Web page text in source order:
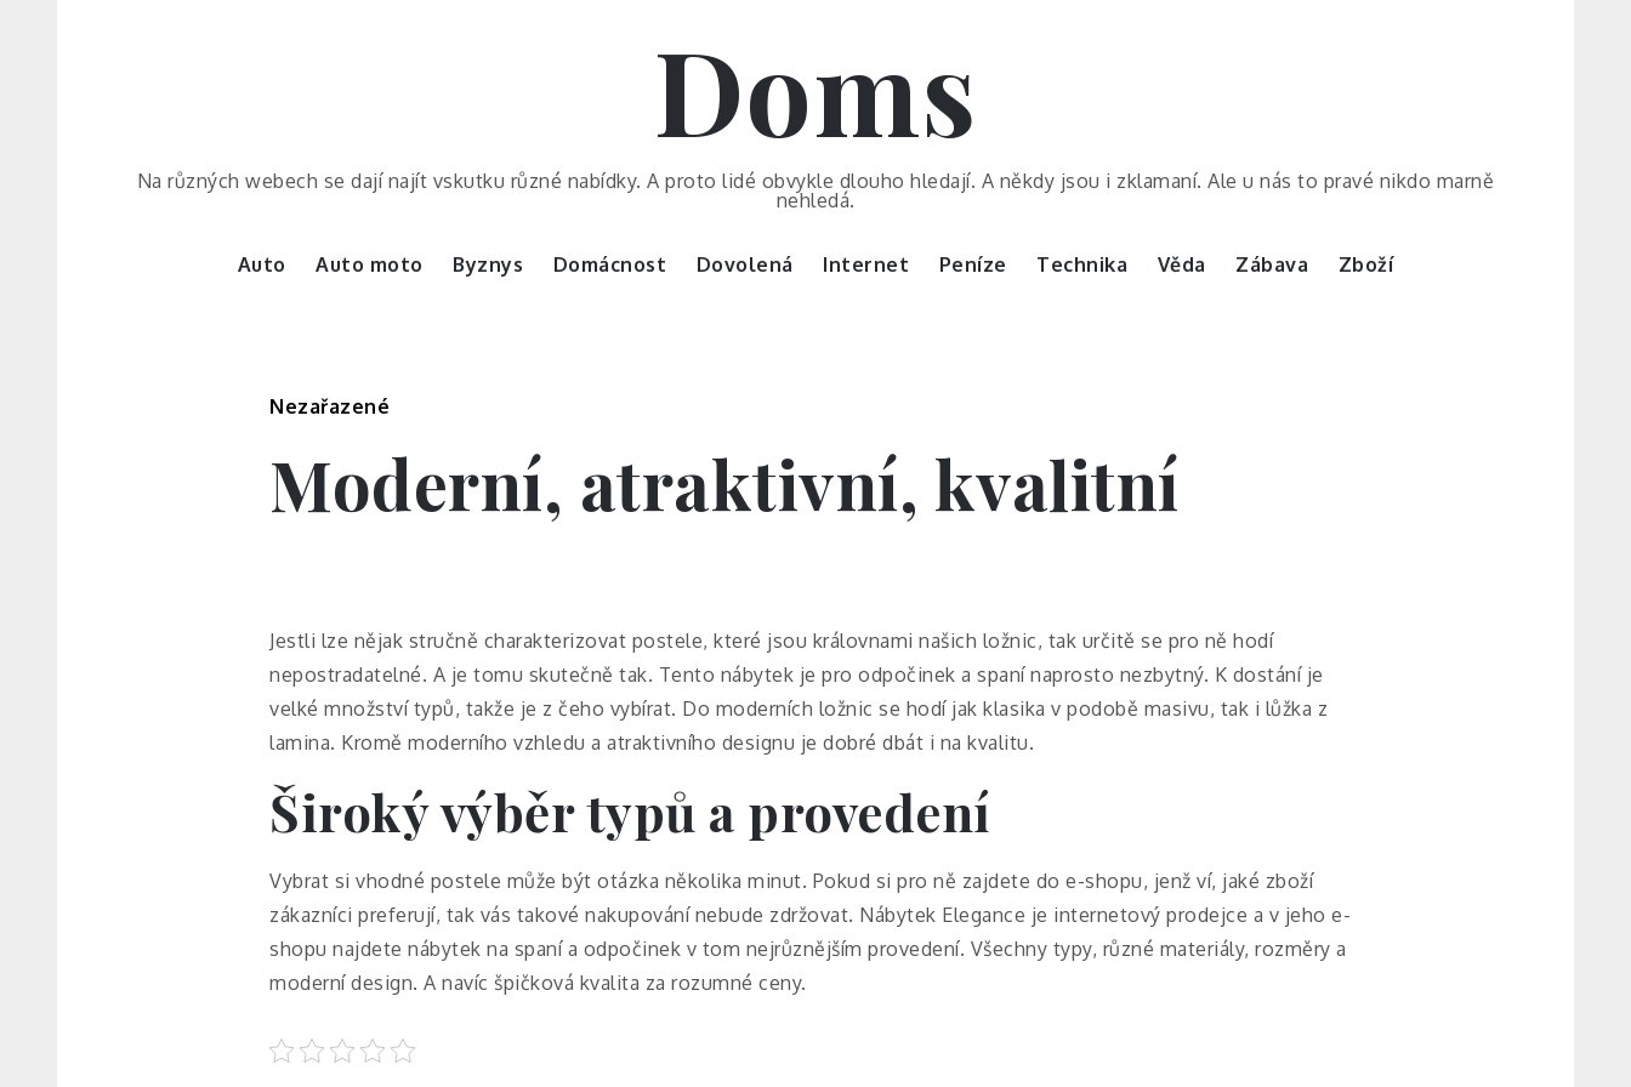
Doms
Na různých webech se dají najít vskutku různé nabídky. A proto lidé obvykle dlouho hledají. A někdy jsou i zklamaní. Ale u nás to pravé nikdo marně
nehledá.
Auto Auto moto Byznys Domácnost Dovolená Internet Peníze Technika Věda Zábava Zboží
Nezařazené
Moderní, atraktivní, kvalitní
Jestli lze nějak stručně charakterizovat postele, které jsou královnami našich ložnic, tak určitě se pro ně hodí
nepostradatelné. A je tomu skutečně tak. Tento nábytek je pro odpočinek a spaní naprosto nezbytný. K dostání je
velké množství typů, takže je z čeho vybírat. Do moderních ložnic se hodí jak klasika v podobě masivu, tak i lůžka z
lamina. Kromě moderního vzhledu a atraktivního designu je dobré dbát i na kvalitu.
Široký výběr typů a provedení
Vybrat si vhodné postele může být otázka několika minut. Pokud si pro ně zajdete do e-shopu, jenž ví, jaké zboží
zákazníci preferují, tak vás takové nakupování nebude zdržovat. Nábytek Elegance je internetový prodejce a v jeho e-
shopu najdete nábytek na spaní a odpočinek v tom nejrůznějším provedení. Všechny typy, různé materiály, rozměry a
moderní design. A navíc špičková kvalita za rozumné ceny.